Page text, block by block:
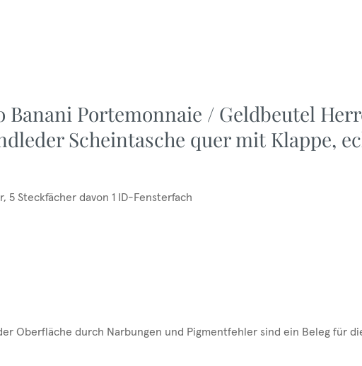
Portemonnaie / Geldbeutel
Scheintasche quer mit Klappe,
5 Steckfächer davon 1 ID-Fensterfach
Oberfläche durch Narbungen und Pigmentfehler sind ein Beleg für